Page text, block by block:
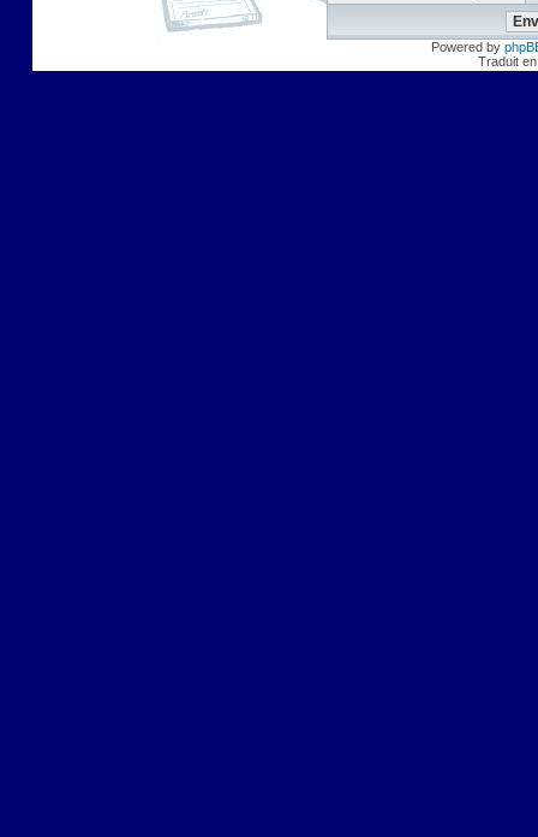
Powered by
Traduit